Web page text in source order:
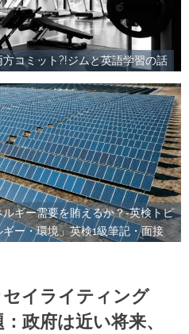
コミット?!ジムと英語学習の話
ギー需要を賄えるか？‐英検トピ
ー・環境」英検1級筆記・面接
セイライティング
政府は近い将来、